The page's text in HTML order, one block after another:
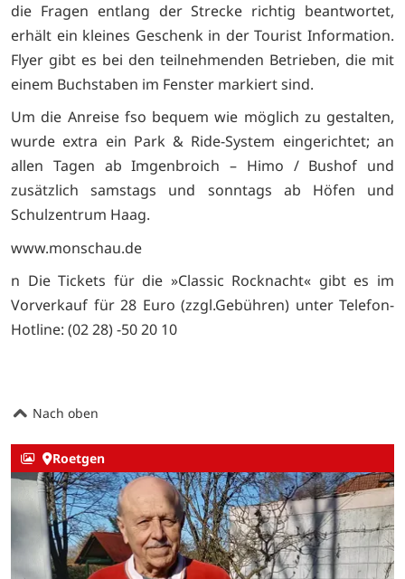
die Fragen entlang der Strecke richtig beantwortet,
erhält ein kleines Geschenk in der Tourist Information.
Flyer gibt es bei den teilnehmenden Betrieben, die mit
einem Buchstaben im Fenster markiert sind.
Um die Anreise fso bequem wie möglich zu gestalten,
wurde extra ein Park & Ride-System eingerichtet; an
allen Tagen ab Imgenbroich – Himo / Bushof und
zusätzlich samstags und sonntags ab Höfen und
Schulzentrum Haag.
www.monschau.de
n Die Tickets für die »Classic Rocknacht« gibt es im
Vorverkauf für 28 Euro (zzgl.Gebühren) unter Telefon-
Hotline: (02 28) -50 20 10
Nach oben
Roetgen